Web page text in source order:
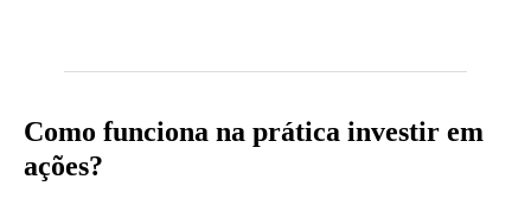
——————————————————————————————————
Como funciona na prática investir em
ações?